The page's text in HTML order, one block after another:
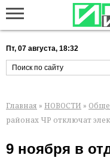
Пт, 07 августа, 18:32
Главная » НОВОСТИ »
районах ЧР отключат
9 ноября в